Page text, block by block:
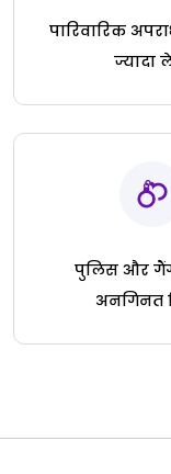
पारिवारिक
ज्यादा
पुलिस और
अनगिनत